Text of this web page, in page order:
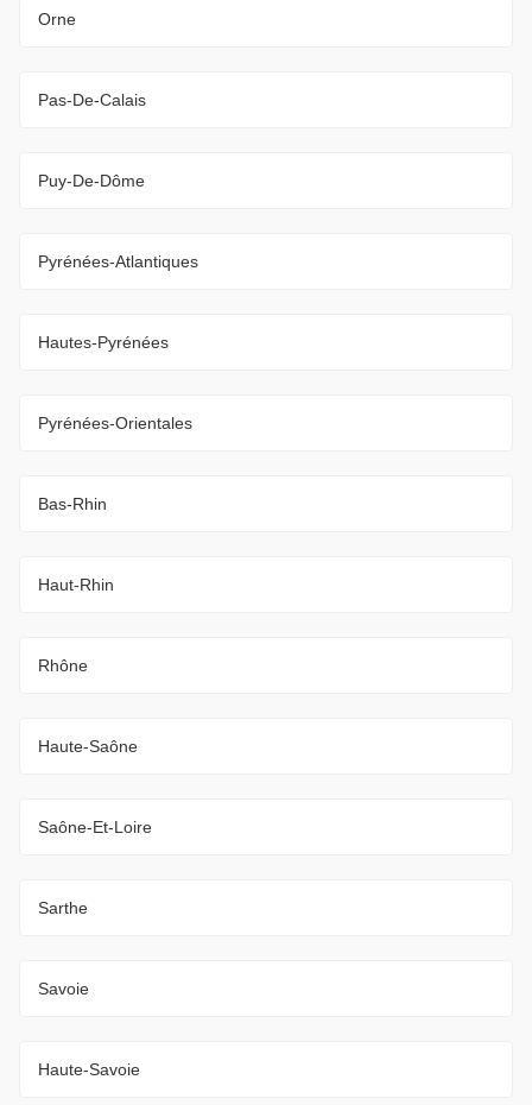
Orne
Pas-De-Calais
Puy-De-Dôme
Pyrénées-Atlantiques
Hautes-Pyrénées
Pyrénées-Orientales
Bas-Rhin
Haut-Rhin
Rhône
Haute-Saône
Saône-Et-Loire
Sarthe
Savoie
Haute-Savoie